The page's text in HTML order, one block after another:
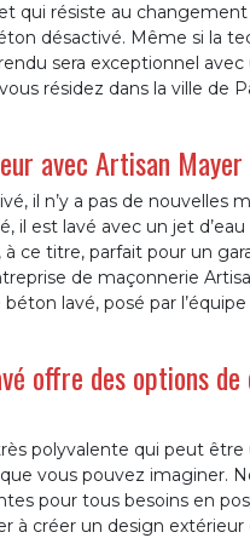
qui résiste au
désactivé. Même si la
sera exceptionnel
résidez dans la ville de
avec Artisan
il n’y a pas de nouvelles
est lavé avec un jet d’eau
ce titre, parfait pour un
de maçonnerie
lavé, posé par l’équipe
offre des options de
polyvalente qui peut être
vous pouvez imaginer.
pour tous besoins en
à créer un design extérieur